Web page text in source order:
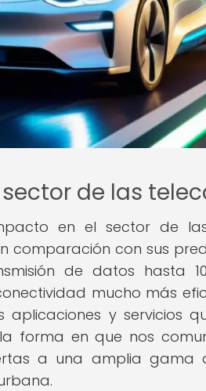
sector de las
en el sector de
comparación con sus
de datos hasta
mucho más
y servicios
forma en que nos
a una amplia gama